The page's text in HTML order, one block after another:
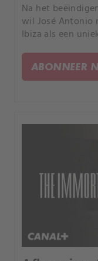
Na het
wil José Antonio
Ibiza als een
zijn.ABONNEER